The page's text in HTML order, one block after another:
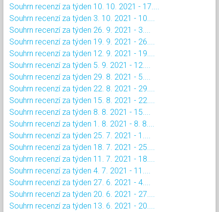
Souhrn recenzí za týden 10. 10. 2021 - 17....
Souhrn recenzí za týden 3. 10. 2021 - 10....
Souhrn recenzí za týden 26. 9. 2021 - 3....
Souhrn recenzí za týden 19. 9. 2021 - 26....
Souhrn recenzí za týden 12. 9. 2021 - 19....
Souhrn recenzí za týden 5. 9. 2021 - 12....
Souhrn recenzí za týden 29. 8. 2021 - 5....
Souhrn recenzí za týden 22. 8. 2021 - 29....
Souhrn recenzí za týden 15. 8. 2021 - 22....
Souhrn recenzí za týden 8. 8. 2021 - 15....
Souhrn recenzí za týden 1. 8. 2021 - 8. 8....
Souhrn recenzí za týden 25. 7. 2021 - 1....
Souhrn recenzí za týden 18. 7. 2021 - 25....
Souhrn recenzí za týden 11. 7. 2021 - 18....
Souhrn recenzí za týden 4. 7. 2021 - 11....
Souhrn recenzí za týden 27. 6. 2021 - 4....
Souhrn recenzí za týden 20. 6. 2021 - 27....
Souhrn recenzí za týden 13. 6. 2021 - 20....